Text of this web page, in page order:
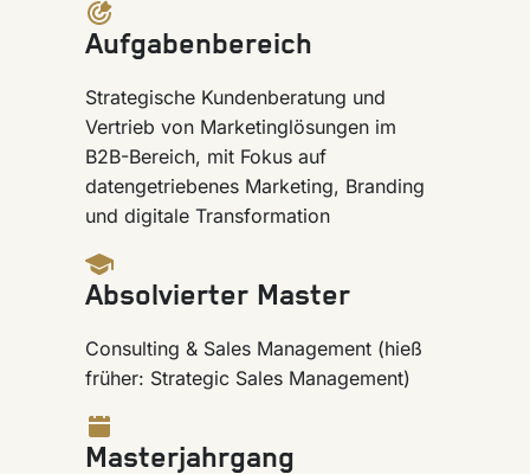
Aufgabenbereich
Strategische Kundenberatung und
Vertrieb von Marketinglösungen im
B2B-Bereich, mit Fokus auf
datengetriebenes Marketing, Branding
und digitale Transformation
Absolvierter Master
Consulting & Sales Management (hieß
früher: Strategic Sales Management)
Masterjahrgang